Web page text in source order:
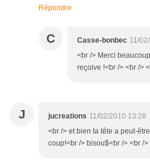
Répondre
C Casse-bonbec 11/
<br /> Merci
reçoive !<br /> <br />
J jucreations 11/02/2010 13:28
<br /> et bien ta tête a peut-
coup!<br /> bisou$<br /> <br />